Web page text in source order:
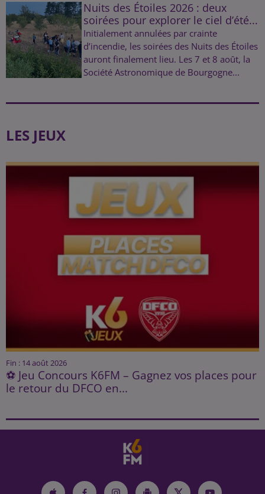
Nuits des Étoiles 2026 : deux
soirées pour explorer le ciel d’été...
Initialement annulées par crainte
d’incendie, les soirées des Nuits des Étoiles
auront finalement lieu. Les 7 et 8 août, la
Société Astronomique de Bourgogne...
LES JEUX
Fin : 14 août 2026
⚽ Jeu Concours K6FM – Gagnez vos places pour
le retour du DFCO en...